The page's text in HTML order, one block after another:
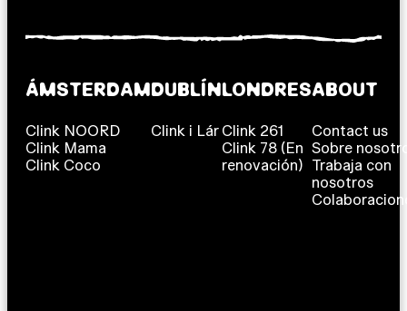
ÁMSTERDAM
Clink NOORD
Clink Mama
Clink Coco
DUBLÍN
Clink i Lár
LONDRES
Clink 261
Clink 78 (En
renovación)
ABOUT
Contact us
Sobre
Trabaja con
nosotros